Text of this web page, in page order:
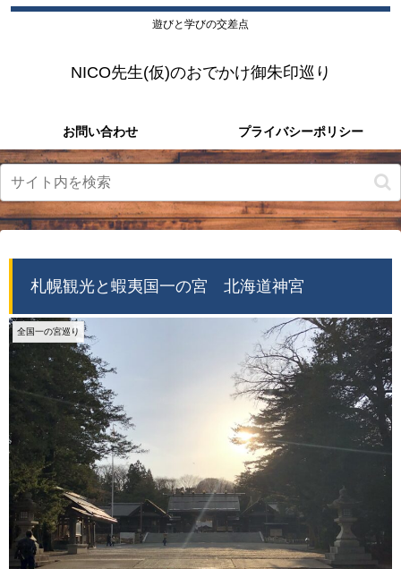
遊びと学びの交差点
NICO先生(仮)のおでかけ御朱印巡り
お問い合わせ プライバシーポリシー
札幌観光と蝦夷国一の宮 北海道神宮
全国一の宮巡り